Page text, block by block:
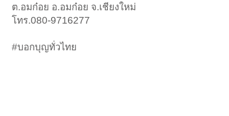
ต.อมก๋อย อ.อมก๋อย จ.เชียงใหม่
โทร.080-9716277
#บอกบุญทั่วไทย